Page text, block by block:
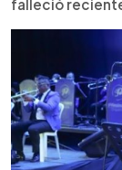
falleció